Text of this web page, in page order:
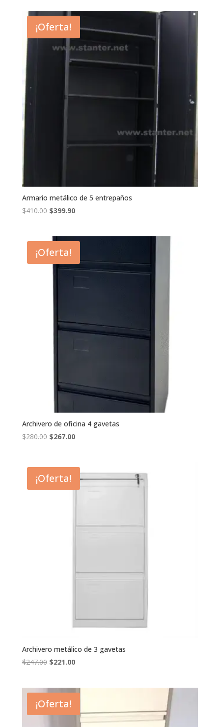
era:
$9,125.00.$6,900.00.
¡Oferta!
Armario metálico de 5 entrepaños
$410.00 El
era:
$410.00.
$399.90El
es:
¡Oferta!
Archivero de oficina 4 gavetas
$280.00 El
era:
$280.00.
$267.00El
es:
$267.00.
¡Oferta!
Archivero metálico de 3 gavetas
$247.00 El
era:
$247.00.
$221.00El
es:
¡Oferta!